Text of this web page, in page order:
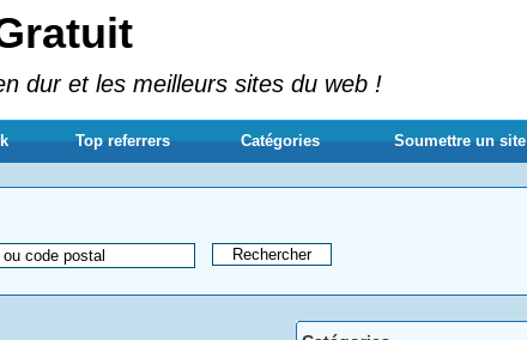
dur et les meilleurs sites du web !
Top referrers Catégories Soumettre un site